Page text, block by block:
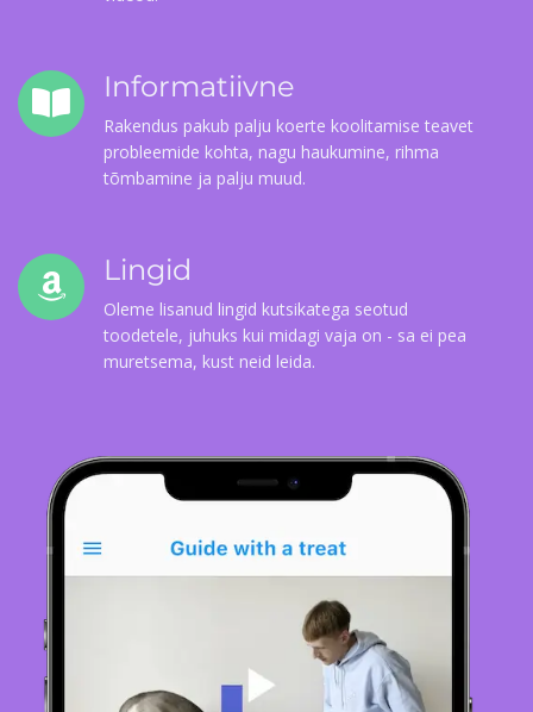
Informatiivne
Rakendus pakub palju koerte koolitamise teavet
probleemide kohta, nagu haukumine, rihma
tõmbamine ja palju muud.
Lingid
Oleme lisanud lingid kutsikatega seotud
toodetele, juhuks kui midagi vaja on - sa ei pea
muretsema, kust neid leida.